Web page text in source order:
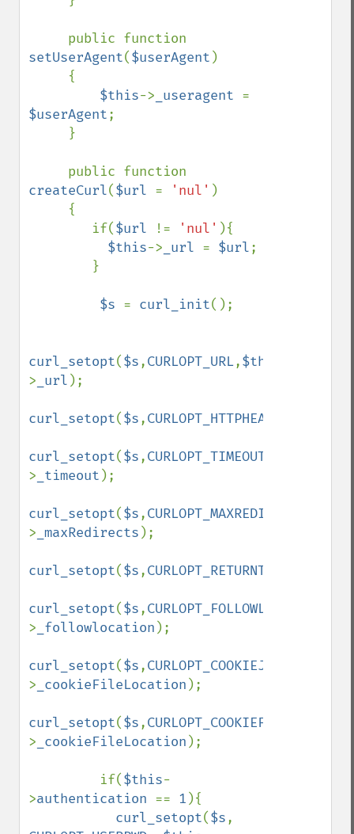
setUserAgent($userAgent )
$this-> _useragent
$userAgent;
createCurl($url = 'nul' )
        if(
$url != 'nul' ){
$this-> _url = $url;
$s = curl_init();
curl_setopt($s,CURLOPT_URL,$this
> _url );
curl_setopt($s,CURLOPT_HTTPHEADER
curl_setopt($s,CURLOPT_TIMEOUT
> _timeout );
curl_setopt($s,CURLOPT_MAXREDIRS
> _maxRedirects );
curl_setopt($s,CURLOPT_RETURNTRANSFER
curl_setopt($s,CURLOPT_FOLLOWLOCATION
> _followlocation );
curl_setopt($s,CURLOPT_COOKIEJAR
> _cookieFileLocation );
curl_setopt($s,CURLOPT_COOKIEFILE
> _cookieFileLocation );
         if(
$this-
>authentication == 1 ){
curl_setopt($s